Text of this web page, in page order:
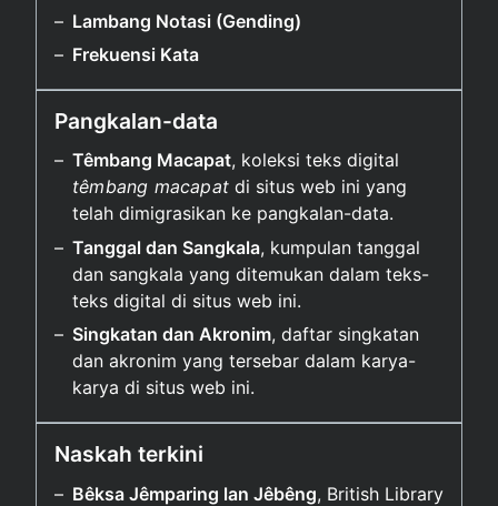
Lambang Notasi (Gending)
Frekuensi Kata
Pangkalan-data
Têmbang Macapat, koleksi teks digital
têmbang macapat di situs web ini yang
telah dimigrasikan ke pangkalan-data.
Tanggal dan Sangkala, kumpulan tanggal
dan sangkala yang ditemukan dalam teks-
teks digital di situs web ini.
Singkatan dan Akronim, daftar singkatan
dan akronim yang tersebar dalam karya-
karya di situs web ini.
Naskah terkini
Bêksa Jêmparing lan Jêbêng, British Library